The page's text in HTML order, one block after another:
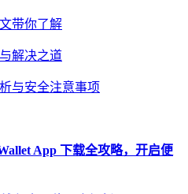
带你了解
解决之道
与安全注意事项
App 下载全攻略，开启便